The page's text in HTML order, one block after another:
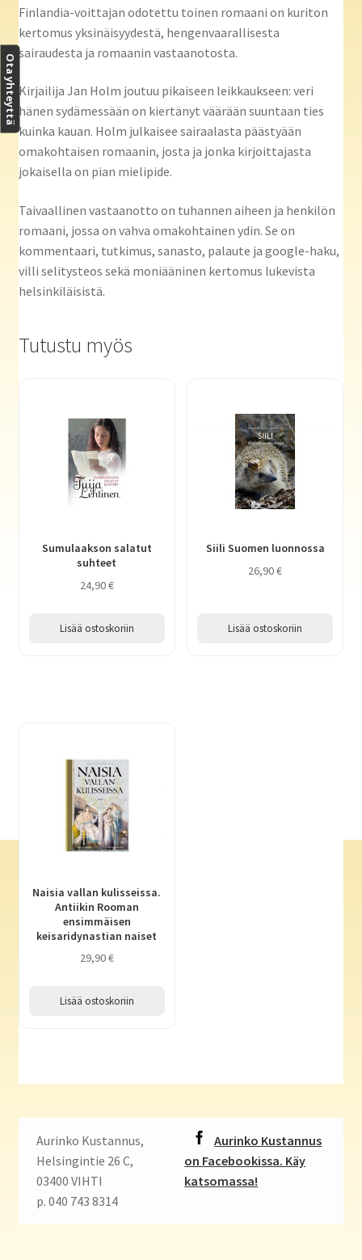
Finlandia-voittajan odotettu toinen romaani on kuriton
kertomus yksinäisyydestä, hengenvaarallisesta
sairaudesta ja romaanin vastaanotosta.
Kirjailija Jan Holm joutuu pikaiseen leikkaukseen: veri
hänen sydämessään on kiertänyt väärään suuntaan ties
kuinka kauan. Holm julkaisee sairaalasta päästyään
omakohtaisen romaanin, josta ja jonka kirjoittajasta
jokaisella on pian mielipide.
Taivaallinen vastaanotto on tuhannen aiheen ja henkilön
romaani, jossa on vahva omakohtainen ydin. Se on
kommentaari, tutkimus, sanasto, palaute ja google-haku,
villi selitysteos sekä moniääninen kertomus lukevista
helsinkiläisistä.
Tutustu myös
Sumulaakson salatut
suhteet
24,90€
Lisää ostoskoriin
Siili Suomen luonnossa
26,90€
Lisää ostoskoriin
Naisia vallan kulisseissa.
Antiikin Rooman
ensimmäisen
keisaridynastian naiset
29,90€
Lisää ostoskoriin
Aurinko Kustannus,
Helsingintie 26 C,
03400 VIHTI
p. 040 743 8314
Aurinko Kustannus
on Facebookissa. Käy
katsomassa!
Ota yhteyttä